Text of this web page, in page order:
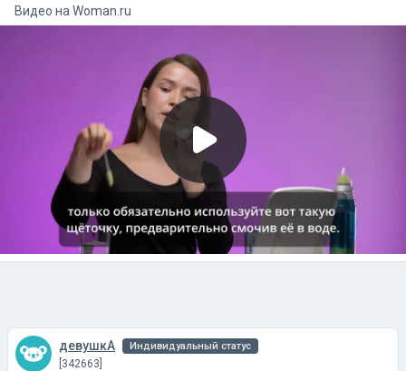
Видео на woman.ru
девушкА Индивидуальный статус
[342663]